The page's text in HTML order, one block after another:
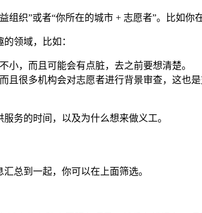
织”或者“你所在的城市 + 志愿者”。比如你
领域，比如：
小，而且可能会有点脏，去之前要想清楚。
很多机构会对志愿者进行背景审查，这也是
务的时间，以及为什么想来做义工。
总到一起，你可以在上面筛选。